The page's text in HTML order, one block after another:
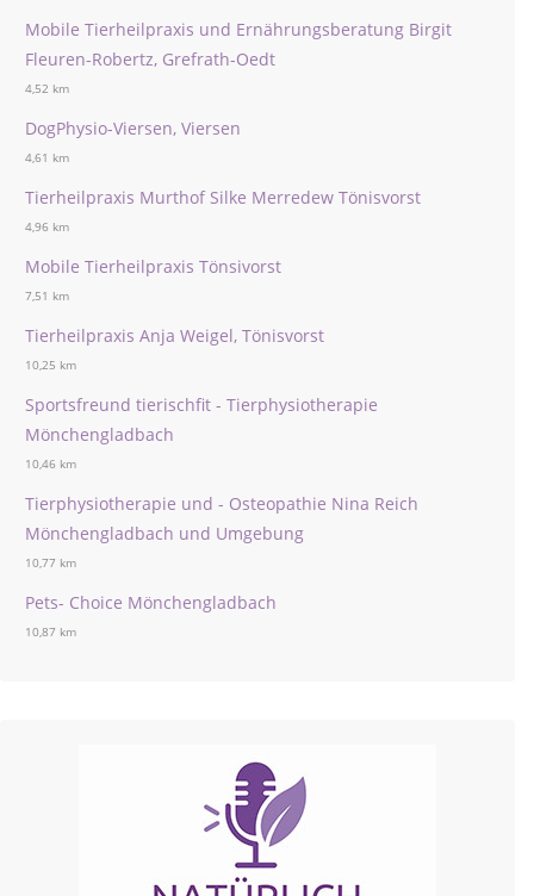
Mobile Tierheilpraxis und Ernährungsberatung Birgit
Fleuren-Robertz, Grefrath-Oedt
4,52 km
DogPhysio-Viersen, Viersen
4,61 km
Tierheilpraxis Murthof Silke Merredew Tönisvorst
4,96 km
Mobile Tierheilpraxis Tönsivorst
7,51 km
Tierheilpraxis Anja Weigel, Tönisvorst
10,25 km
Sportsfreund tierischfit - Tierphysiotherapie
Mönchengladbach
10,46 km
Tierphysiotherapie und - Osteopathie Nina Reich
Mönchengladbach und Umgebung
10,77 km
Pets- Choice Mönchengladbach
10,87 km